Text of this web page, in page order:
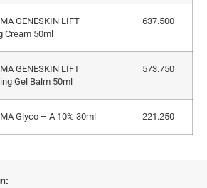
GENESKIN LIFT
Cream 50ml
637.500
GENESKIN LIFT
Gel Balm 50ml
573.750
Glyco – A 10% 30ml 221.250